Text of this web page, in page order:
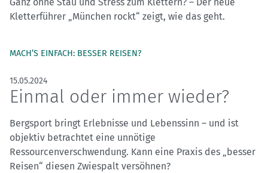
Ganz ohne Stau und Stress zum Klettern? – Der neue
Kletterführer „München rockt“ zeigt, wie das geht.
MACH’S EINFACH: BESSER REISEN?
15.05.2024
Einmal oder immer wieder?
Bergsport bringt Erlebnisse und Lebenssinn – und ist
objektiv betrachtet eine unnötige
Ressourcenverschwendung. Kann eine Praxis des „besser
Reisen“ diesen Zwiespalt versöhnen?